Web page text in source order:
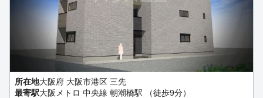
所在地大阪府 大阪市港区 三先
最寄駅大阪メトロ 中央線 朝潮橋駅 （徒歩9分）